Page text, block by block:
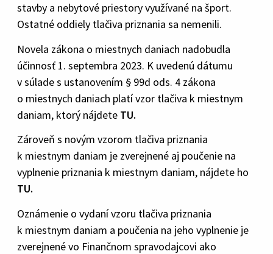
stavby a nebytové priestory využívané na šport.
Ostatné oddiely tlačiva priznania sa nemenili.
Novela zákona o miestnych daniach nadobudla
účinnosť 1. septembra 2023. K uvedenú dátumu
v súlade s ustanovením § 99d ods. 4 zákona
o miestnych daniach platí vzor tlačiva k miestnym
daniam, ktorý nájdete TU.
Zároveň s novým vzorom tlačiva priznania
k miestnym daniam je zverejnené aj poučenie na
vyplnenie priznania k miestnym daniam, nájdete ho
TU.
Oznámenie o vydaní vzoru tlačiva priznania
k miestnym daniam a poučenia na jeho vyplnenie je
zverejnené vo Finančnom spravodajcovi ako